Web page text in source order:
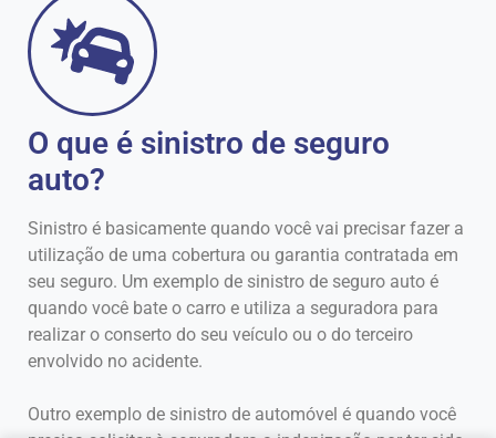
O que é sinistro de seguro
auto?
Sinistro é basicamente quando você vai precisar fazer a
utilização de uma cobertura ou garantia contratada em
seu seguro. Um exemplo de sinistro de seguro auto é
quando você bate o carro e utiliza a seguradora para
realizar o conserto do seu veículo ou o do terceiro
envolvido no acidente.
Outro exemplo de sinistro de automóvel é quando você